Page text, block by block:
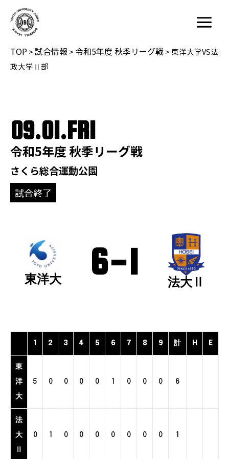
Main
Menu
TOP>試合情報 >令和5年度 秋季リーグ戦> 東洋大学VS法
政大学Ⅱ部
09.01.FRI
令和5年度 秋季リーグ戦
さくら総合運動公園
試合終了
東洋大 6-1
法大Ⅱ
1 2 3 4 5 6 7 8 9 計 H E
東
洋
大
5 0 0 0 0 1 0 0 0 6
法
大 0 1 0 0 0 0 0 0 0 1